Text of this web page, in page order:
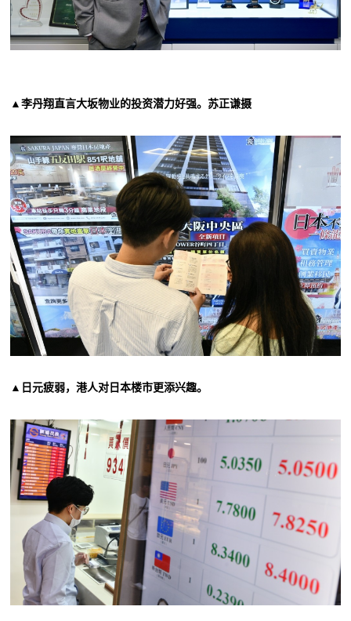
▲李丹翔直言大坂物业的投资潜力好强。苏正谦摄
▲日元疲弱，港人对日本楼市更添兴趣。